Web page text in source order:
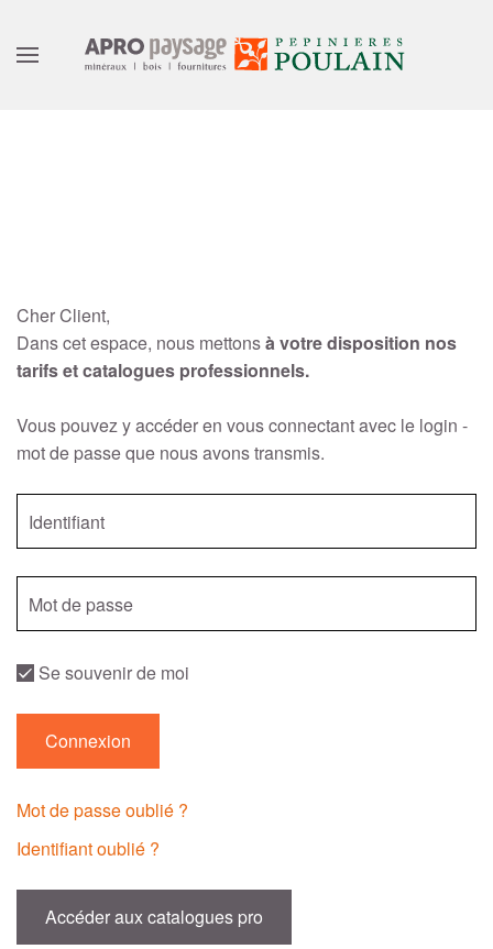
Cher Client,
Dans cet espace, nous mettonsà votre disposition nos
tarifs et catalogues professionnels.
Vous pouvez y accéder en vous connectant avec le login -
mot de passe que nous avons transmis.
Se souvenir de moi
Connexion
Mot de passe oublié ?
Identifiant oublié ?
Accéder aux catalogues pro